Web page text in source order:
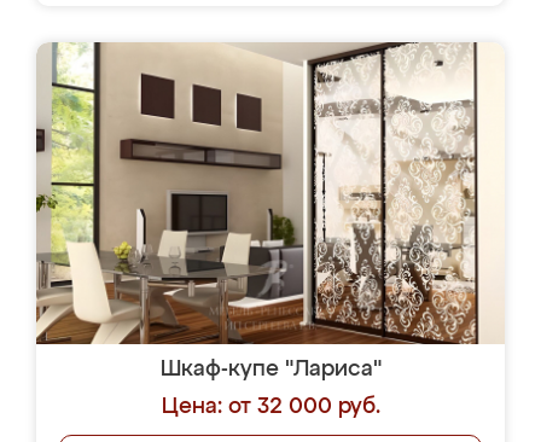
Шкаф-купе "Лариса"
Цена: от 32 000 руб.